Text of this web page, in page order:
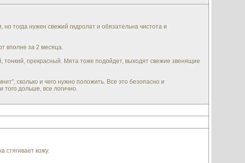
тогда нужен свежий гидролат и обязательна чистота и
вполне за 2 месяца.
тонкий, прекрасный. Мята тоже подойдет, выходят свежие звенящие
сколько и чего нужно положить. Все это безопасно и
того дольше, все логично.
стягивает кожу.